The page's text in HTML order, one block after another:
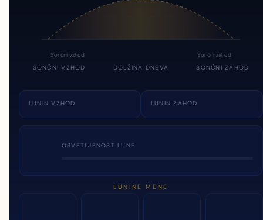
Sončni vzhod Sončni zahod
SONČNI VZHOD DOLŽINA DNEVA SONČNI ZAHOD
LUNIN VZHOD LUNIN ZAHOD
OSVETLJENOST LUNE
LUNINE MENE